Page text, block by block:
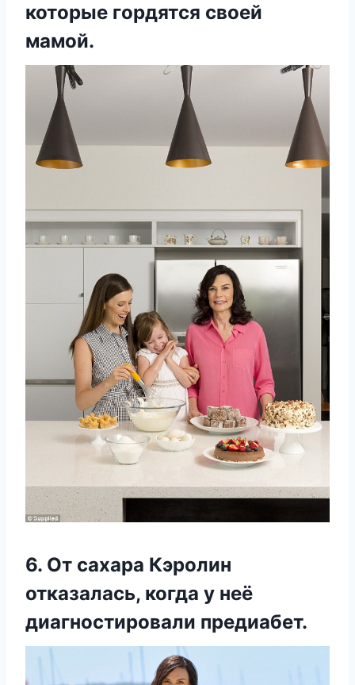
которые гордятся своей
мамой.
6. От сахара Кэролин
отказалась, когда у неё
диагностировали предиабет.